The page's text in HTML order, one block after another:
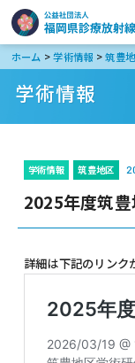
ホーム >学術情報 >筑豊
学術情報
学術情報 筑豊地区
2025年度筑
詳細は下記のリンク